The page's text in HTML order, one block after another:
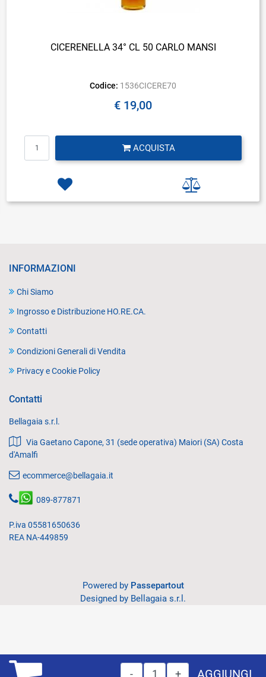
Quantità
AGGIUNGI
CICERENELLA 34° CL 50 CARLO MANSI
Codice: 1536CICERE70
€ 19,00
ACQUISTA
INFORMAZIONI
Chi Siamo
Ingrosso e Distribuzione HO.RE.CA.
Contatti
Condizioni Generali di Vendita
Privacy e Cookie Policy
Contatti
Bellagaia s.r.l.
Via Gaetano Capone, 31 (sede operativa) Maiori (SA) Costa
d'Amalfi
ecommerce@bellagaia.it
089-877871
P.iva 05581650636
REA NA-449859
Powered by Passepartout
Designed by Bellagaia s.r.l.